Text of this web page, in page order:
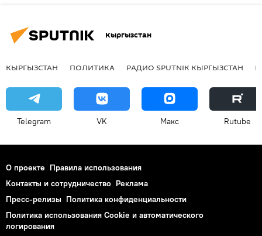
Кыргызстан
КЫРГЫЗСТАН ПОЛИТИКА РАДИО SPUTNIK КЫРГЫЗСТАН
Telegram VK Макс Rutube
О проекте Правила использования
Контакты и сотрудничество Реклама
Пресс-релизы Политика конфиденциальности
Политика использования Cookie и автоматического
логирования